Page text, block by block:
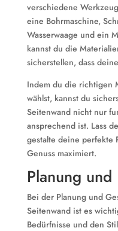
verschiedene
eine Bohrmaschine,
Wasserwaage und ein
kannst du die
sicherstellen, dass
Indem du die richtigen
wählst, kannst du
Seitenwand nicht nur
ansprechend ist. Lass
gestalte deine perfekte
Genuss maximiert.
Planung und
Bei der Planung und
Seitenwand ist es
Bedürfnisse und den